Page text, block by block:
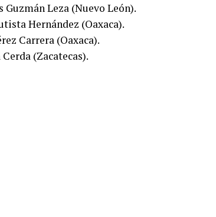
Guzmán Leza (Nuevo León).
Hernández (Oaxaca).
Carrera (Oaxaca).
(Zacatecas).